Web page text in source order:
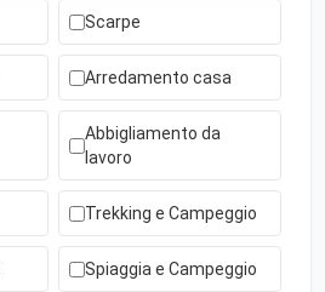
Scarpe
Arredamento casa
Abbigliamento da
lavoro
Trekking e Campeggio
Spiaggia e Campeggio